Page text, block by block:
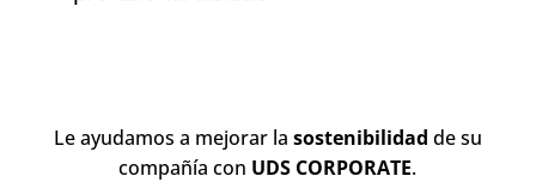
Le ayudamos a mejorar la sostenibilidad de su
compañía con UDS CORPORATE.